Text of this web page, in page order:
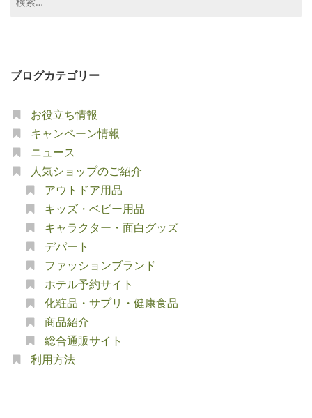
索:
ブログカテゴリー
お役立ち情報
キャンペーン情報
ニュース
人気ショップのご紹介
アウトドア用品
キッズ・ベビー用品
キャラクター・面白グッズ
デパート
ファッションブランド
ホテル予約サイト
化粧品・サプリ・健康食品
商品紹介
総合通販サイト
利用方法